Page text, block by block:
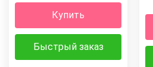
Купить
Быстрый заказ